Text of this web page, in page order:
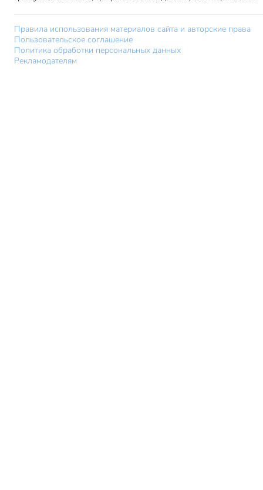
Правила использования материалов сайта и авторские права
Пользовательское соглашение
Политика обработки персональных данных
Рекламодателям